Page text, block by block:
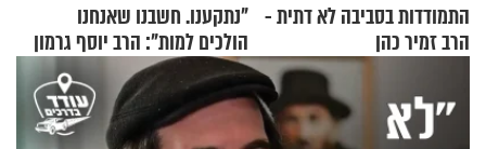
התמודדות בסביבה לא דתית -
הרב זמיר כהן
"נתקענו. חשבנו שאנחנו
הולכים למות": הרב יוסף גרמון
בריאיון מרתק